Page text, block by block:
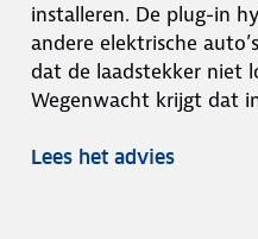
installeren. De plug-in
andere elektrische
dat de laadstekker niet
Wegenwacht krijgt dat
Lees het advies